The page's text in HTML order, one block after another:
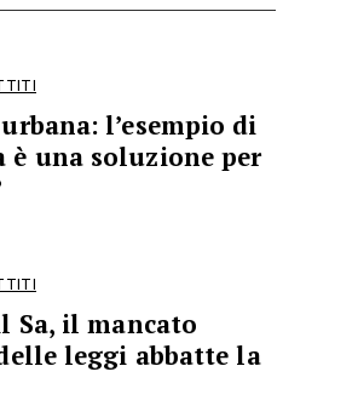
l’esempio di
è una soluzione per
Sa, il mancato
leggi abbatte la